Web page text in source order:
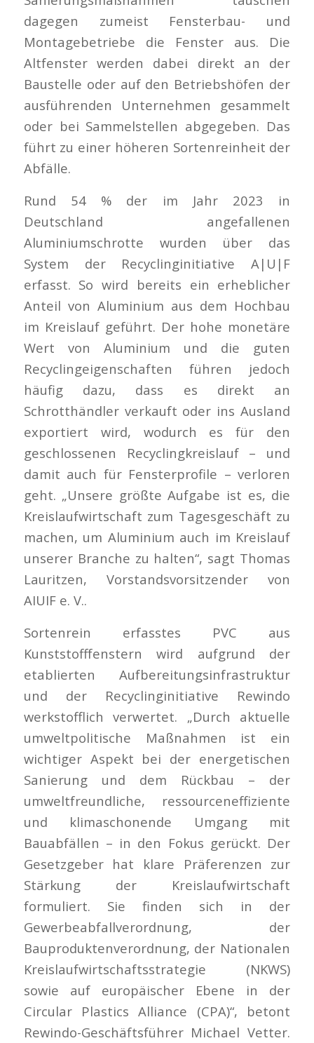
dagegen zumeist Fensterbau- und
Montagebetriebe die Fenster aus. Die
Altfenster werden dabei direkt an der
Baustelle oder auf den Betriebshöfen der
ausführenden Unternehmen gesammelt
oder bei Sammelstellen abgegeben. Das
führt zu einer höheren Sortenreinheit der
Abfälle.
Rund 54 % der im Jahr 2023 in
Deutschland angefallenen
Aluminiumschrotte wurden über das
System der Recyclinginitiative A|U|F
erfasst. So wird bereits ein erheblicher
Anteil von Aluminium aus dem Hochbau
im Kreislauf geführt. Der hohe monetäre
Wert von Aluminium und die guten
Recyclingeigenschaften führen jedoch
häufig dazu, dass es direkt an
Schrotthändler verkauft oder ins Ausland
exportiert wird, wodurch es für den
geschlossenen Recyclingkreislauf – und
damit auch für Fensterprofile – verloren
geht. „Unsere größte Aufgabe ist es, die
Kreislaufwirtschaft zum Tagesgeschäft zu
machen, um Aluminium auch im Kreislauf
unserer Branche zu halten“, sagt Thomas
Lauritzen, Vorstandsvorsitzender von
AIUIF e. V..
Sortenrein erfasstes PVC aus
Kunststofffenstern wird aufgrund der
etablierten Aufbereitungsinfrastruktur
und der Recyclinginitiative Rewindo
werkstofflich verwertet. „Durch aktuelle
umweltpolitische Maßnahmen ist ein
wichtiger Aspekt bei der energetischen
Sanierung und dem Rückbau – der
umweltfreundliche, ressourceneffiziente
und klimaschonende Umgang mit
Bauabfällen – in den Fokus gerückt. Der
Gesetzgeber hat klare Präferenzen zur
Stärkung der Kreislaufwirtschaft
formuliert. Sie finden sich in der
Gewerbeabfallverordnung, der
Bauproduktenverordnung, der Nationalen
Kreislaufwirtschaftsstrategie (NKWS)
sowie auf europäischer Ebene in der
Circular Plastics Alliance (CPA)“, betont
Rewindo-Geschäftsführer Michael Vetter.